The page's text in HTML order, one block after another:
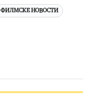
ФИЛМСКЕ НОВОСТИ